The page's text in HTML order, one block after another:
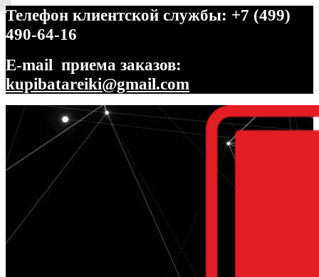
Телефон клиентской службы: +7 (499)
490-64-16
E-mail приема заказов:
kupibatareiki@gmail.com
Перейти
навигации
Перейти
содержимому